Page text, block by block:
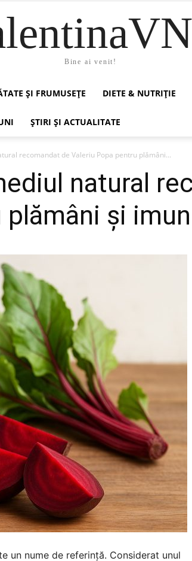
Bine ai venit!
ȘI FRUMUSEȚE DIETE & NUTRIȚIE
ȘTIRI ȘI ACTUALITATE
recomandat de Valeriu Popa pentru plămâni...
natural
plămâni și
un nume de referință. Considerat unul